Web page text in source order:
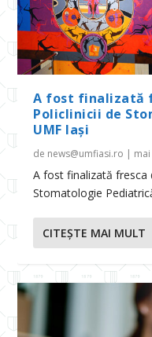
A fost finalizată
Policlinicii de
UMF Iași
de news@umfiasi.ro |
A fost finalizată fresca
Stomatologie
CITEŞTE MAI MULT